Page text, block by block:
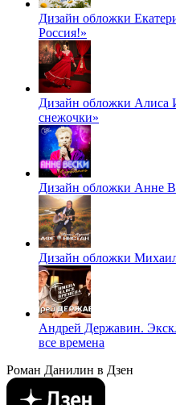
Дизайн обложки
Россия!»
Дизайн обложки Алиса
снежочки»
Дизайн обложки Анне
Дизайн обложки
Андрей Державин.
все времена
Роман Данилин в Дзен